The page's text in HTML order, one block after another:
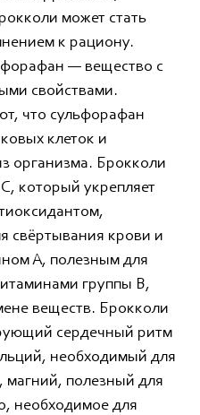
может стать
к рациону.
— вещество с
свойствами.
что сульфорафан
клеток и
организма. Брокколи
который укрепляет
свёртывания крови и
А, полезным для
группы В,
веществ. Брокколи
сердечный ритм
необходимый для
магний, полезный для
необходимое для